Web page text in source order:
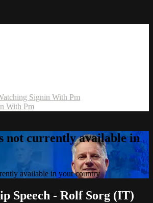
Signin With Pm
With Pm
not currently available in
available in your country
Speech - Rolf Sorg (IT)